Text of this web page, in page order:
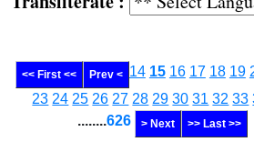
<< First << Prev < 14 15 16 17 18 19
23 24 25 26 27 28 29 30 31 32 33
........626 > Next >> Last >>